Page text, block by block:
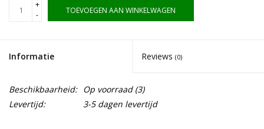
+
-
TOEVOEGEN AAN WINKELWAGEN
Informatie Reviews (0)
Beschikbaarheid: Op voorraad(3)
Levertijd:
3-5 dagen levertijd